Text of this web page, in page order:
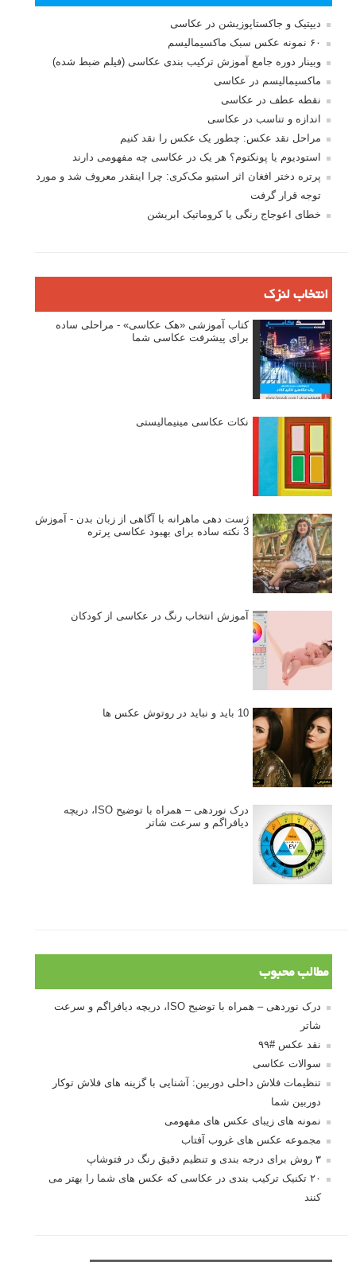
دیپتیک و جاکستا‌پوزیشن در عکاسی
۶۰ نمونه عکس سبک ماکسیمالیسم
وبینار دوره جامع آموزش ترکیب بندی عکاسی (فیلم ضبط شده)
ماکسیمالیسم در عکاسی
نقطه عطف در عکاسی
اندازه و تناسب در عکاسی
مراحل نقد عکس: چطور یک عکس را نقد کنیم
استودیوم یا پونکتوم؟ هر یک در عکاسی چه مفهومی دارند
پرتره دختر افغان اثر استیو مک‌کری: چرا اینقدر معروف شد و مورد
توجه قرار گرفت
خطای اعوجاج رنگی یا کروماتیک ابریشن
انتخاب لنزک
کتاب آموزشی «هک عکاسی» - مراحلی ساده
برای پیشرفت عکاسی شما
نکات عکاسی مینیمالیستی
ژست دهی ماهرانه با آگاهی از زبان بدن - آموزش
3 نکته ساده برای بهبود عکاسی پرتره
آموزش انتخاب رنگ در عکاسی از کودکان
10 باید و نباید در روتوش عکس ها
درک نوردهی – همراه با توضیح ISO، دریچه
دیافراگم و سرعت شاتر
مطالب محبوب
درک نوردهی – همراه با توضیح ISO، دریچه دیافراگم و سرعت
شاتر
نقد عکس #۹۹
سوالات عکاسی
تنظیمات فلاش داخلی دوربین: آشنایی با گزینه های فلاش توکار
دوربین شما
نمونه های زیبای عکس های مفهومی
مجموعه عکس های غروب آفتاب
۳ روش برای درجه بندی و تنظیم دقیق رنگ در فتوشاپ
۲۰ تکنیک ترکیب بندی در عکاسی که عکس های شما را بهتر می
کنند